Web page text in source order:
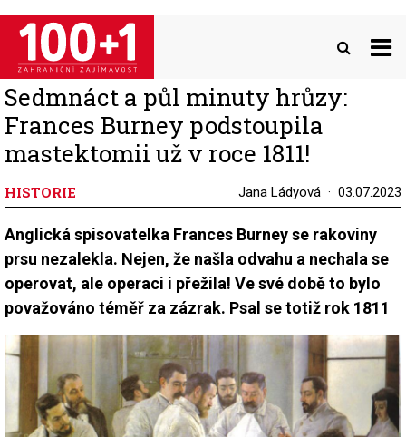
Přejít
hlavnímu
obsahu
Sedmnáct a půl minuty hrůzy:
Frances Burney podstoupila
mastektomii už v roce 1811!
HISTORIE Jana Ládyová 03.07.2023
Anglická spisovatelka Frances Burney se rakoviny
prsu nezalekla. Nejen, že našla odvahu a nechala se
operovat, ale operaci i přežila! Ve své době to bylo
považováno téměř za zázrak. Psal se totiž rok 1811